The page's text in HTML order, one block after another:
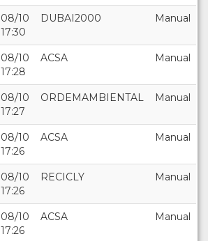
08/10
17:30
DUBAI2000 Manual
08/10
17:28
ACSA Manual
08/10
17:27
ORDEMAMBIENTAL Manual
08/10
17:26
ACSA Manual
08/10
17:26
RECICLY Manual
08/10
17:26
ACSA Manual